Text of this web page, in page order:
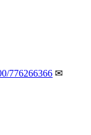
776266366 ✉